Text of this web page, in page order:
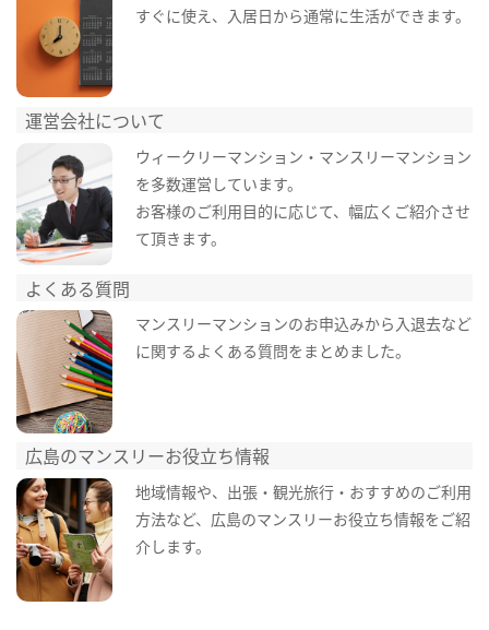
すぐに使え、入居日から通常に生活ができます。
運営会社について
ウィークリーマンション・マンスリーマンション
を多数運営しています。
お客様のご利用目的に応じて、幅広くご紹介させ
て頂きます。
よくある質問
マンスリーマンションのお申込みから入退去など
に関するよくある質問をまとめました。
広島のマンスリーお役立ち情報
地域情報や、出張・観光旅行・おすすめのご利用
方法など、広島のマンスリーお役立ち情報をご紹
介します。